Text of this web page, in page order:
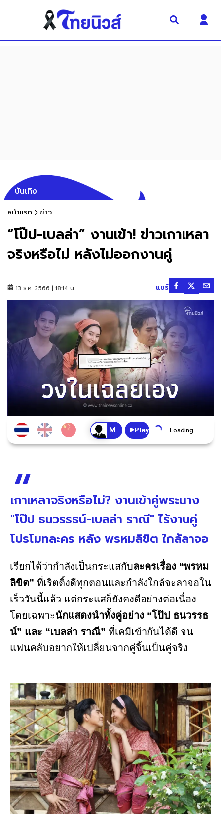
บันเทิง
หน้าแรก ข่าว
“โป๊ป-เบลล่า” งานเข้า! ข่าวเกาเหลา
จริงหรือไม่ หลังไม่ออกงานคู่
13 ธ.ค. 2566 | 18:14 น. แชร์
Play Loading...
เกาเหลาจริงหรือไม่? งานเข้าคู่พระนาง
"โป๊ป ธนวรรธน์-เบลล่า ราณี" ไร้งานคู่
โปรโมทละคร หลัง พรหมลิขิต ใกล้ลาจอ
เรียกได้ว่ากำลังเป็นกระแสกับละครเรื่อง “พรหม
ลิขิต” ที่เริตติ้งดีทุกตอนและกำลังใกล้จะลาจอใน
เร็ววันนี้แล้ว แต่กระแสก็ยังคงดีอย่างต่อเนื่อง
โดยเฉพาะนักแสดงนำทั้งคู่อย่าง “โป๊ป ธนวรรธ
น์” และ “เบลล่า ราณี” ที่เคมีเข้ากันได้ดี จน
แฟนคลับอยากให้เปลี่ยนจากคู่จิ้นเป็นคู่จริง